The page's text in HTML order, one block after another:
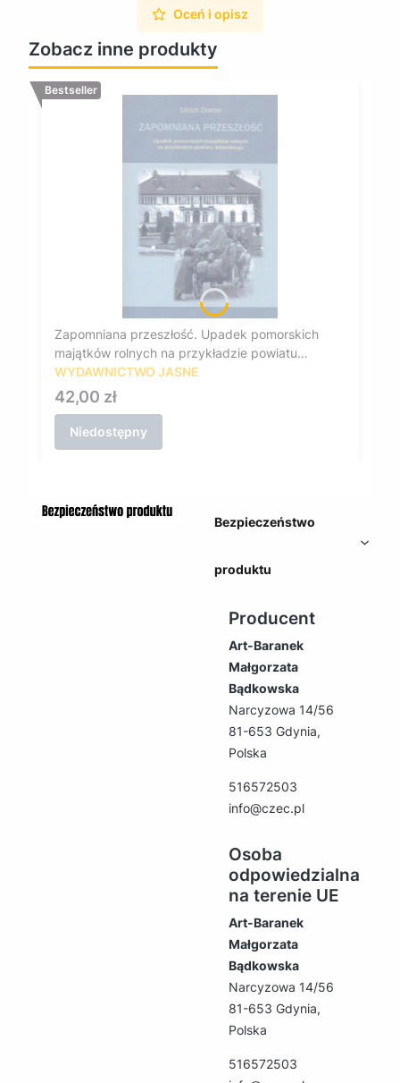
Oceń i opisz
Zobacz inne produkty
Bestseller
Zapomniana przeszłość. Upadek pomorskich
majątków rolnych na przykładzie powiatu
lęborskiego
WYDAWNICTWO JASNE
Cena
42,00 zł
Niedostępny
Bezpieczeństwo
produktu
Producent
Art-Baranek
Małgorzata
Bądkowska
Narcyzowa 14/56
81-653 Gdynia,
Polska
516572503
info@czec.pl
Osoba
odpowiedzialna
na terenie UE
Art-Baranek
Małgorzata
Bądkowska
Narcyzowa 14/56
81-653 Gdynia,
Polska
516572503